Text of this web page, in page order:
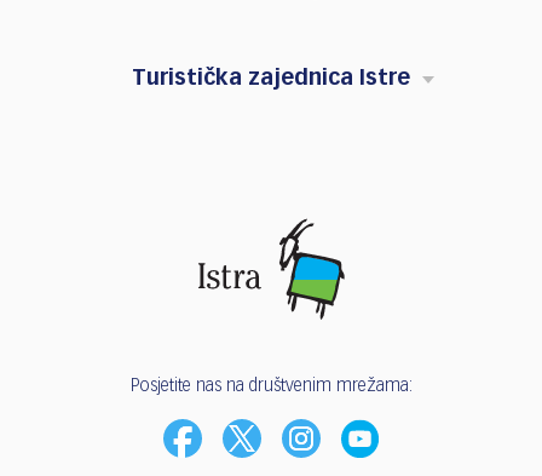
Turistička zajednica Istre
Posjetite nas na društvenim mrežama: